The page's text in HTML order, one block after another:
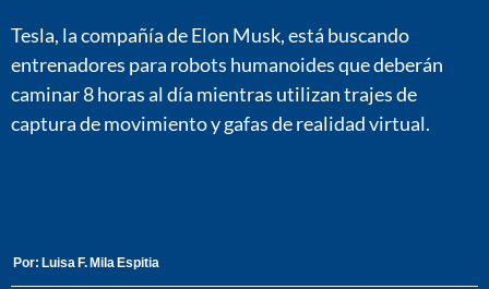
Tesla, la compañía de Elon Musk, está buscando
entrenadores para robots humanoides que deberán
caminar 8 horas al día mientras utilizan trajes de
captura de movimiento y gafas de realidad virtual.
Por: Luisa F. Mila Espitia